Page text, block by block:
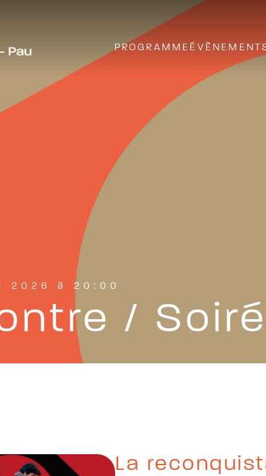
PROGRAMME
2026 à 20:00
/
La